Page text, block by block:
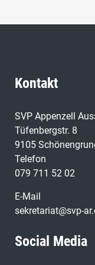
Kontakt
SVP Appenzell
Tüfenbergstr. 8
9105
Telefon
079 711 52 02
E-Mail
sekretariat@svp-
Social Media